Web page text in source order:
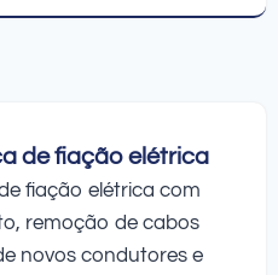
de fiação elétrica
fiação elétrica com
remoção de cabos
novos condutores e